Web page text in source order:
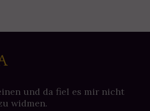
und da fiel es mir nicht
widmen.